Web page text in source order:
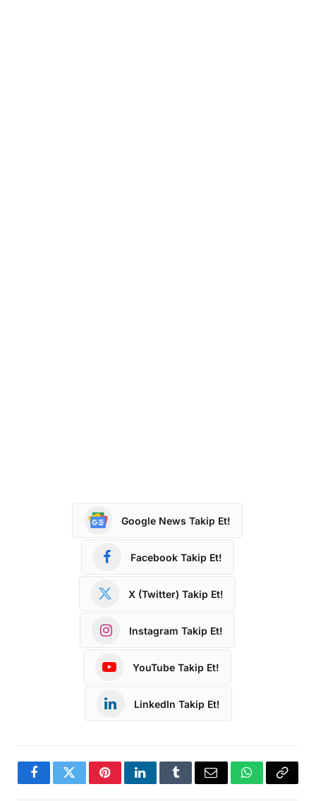
Google News Takip Et!
Facebook Takip Et!
X (Twitter) Takip Et!
Instagram Takip Et!
YouTube Takip Et!
LinkedIn Takip Et!
FacebookTwitterPinterestLinkedInTumblrEmail WhatsApp
Copy